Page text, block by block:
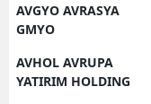
AVGYO AVRASYA
GMYO
AVHOL AVRUPA
YATIRIM HOLDING